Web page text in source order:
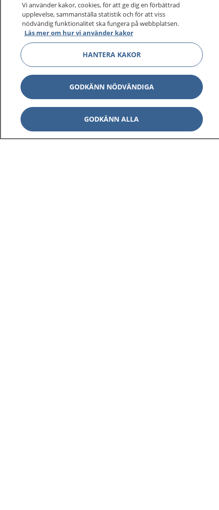
Vi använder kakor, cookies, för att ge dig en förbättrad
upplevelse, sammanställa statistik och för att viss
nödvändig funktionalitet ska fungera på webbplatsen.
Läs mer om hur vi använder kakor
HANTERA KAKOR
GODKÄNN NÖDVÄNDIGA
GODKÄNN ALLA